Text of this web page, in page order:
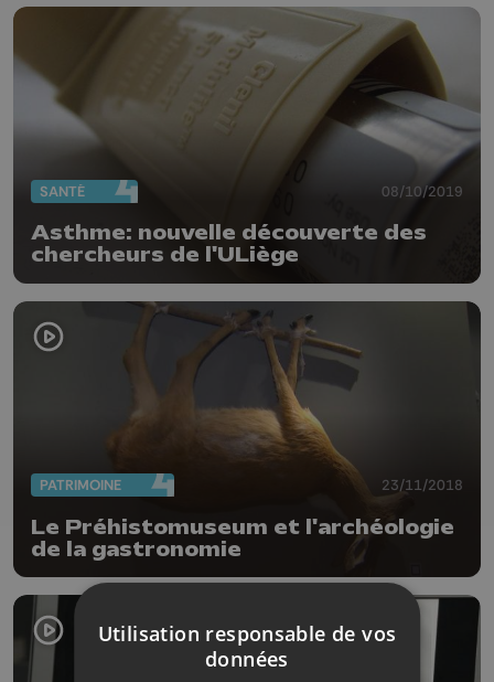
SANTÉ 08/10/2019
Asthme: nouvelle découverte des
chercheurs de l'ULiège
PATRIMOINE 23/11/2018
Le Préhistomuseum et l'archéologie
de la gastronomie
Utilisation responsable de vos
données